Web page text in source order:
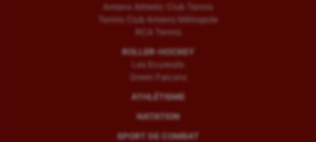
Amiens Athletic Club Tennis
Tennis Club Amiens Métropole
RCA Tennis
ROLLER-HOCKEY
Les Ecureuils
Green Falcons
ATHLÉTISME
NATATION
SPORT DE COMBAT